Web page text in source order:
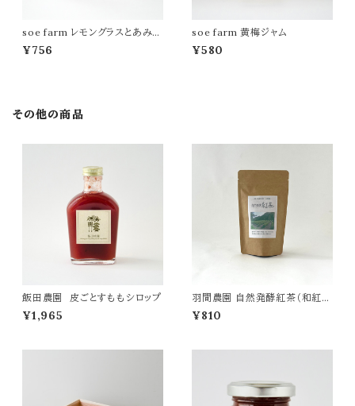
soe farm レモングラスとあみえ
びのラー油
¥756
soe farm 黄梅ジャム
¥580
その他の商品
飯田農園 皮ごとすももシロップ
¥1,965
羽間農園 自然発酵紅茶（和紅
茶）
¥810